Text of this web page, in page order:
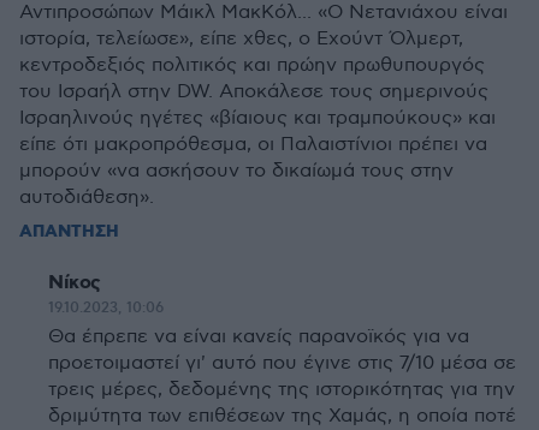
Αντιπροσώπων Μάικλ ΜακΚόλ... «Ο Νετανιάχου είναι
ιστορία, τελείωσε», είπε χθες, ο Εχούντ Όλμερτ,
κεντροδεξιός πολιτικός και πρώην πρωθυπουργός
του Ισραήλ στην DW. Αποκάλεσε τους σημερινούς
Ισραηλινούς ηγέτες «βίαιους και τραμπούκους» και
είπε ότι μακροπρόθεσμα, οι Παλαιστίνιοι πρέπει να
μπορούν «να ασκήσουν το δικαίωμά τους στην
αυτοδιάθεση».
ΑΠΑΝΤΗΣΗ
Νίκος
19.10.2023, 10:06
Θα έπρεπε να είναι κανείς παρανοϊκός για να
προετοιμαστεί γι' αυτό που έγινε στις 7/10 μέσα σε
τρεις μέρες, δεδομένης της ιστορικότητας για την
δριμύτητα των επιθέσεων της Χαμάς, η οποία ποτέ